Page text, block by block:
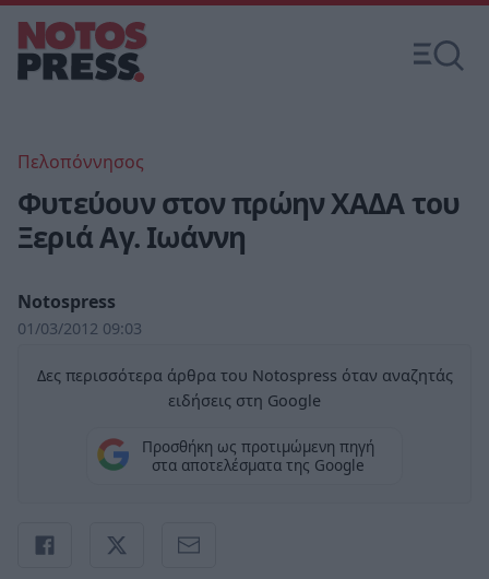
Πελοπόννησος
Φυτεύουν στον πρώην ΧΑΔΑ του
Ξεριά Αγ. Ιωάννη
Notospress
01/03/2012 09:03
Δες περισσότερα άρθρα του Notospress όταν αναζητάς
ειδήσεις στη Google
Προσθήκη ως προτιμώμενη πηγή
στα αποτελέσματα της Google